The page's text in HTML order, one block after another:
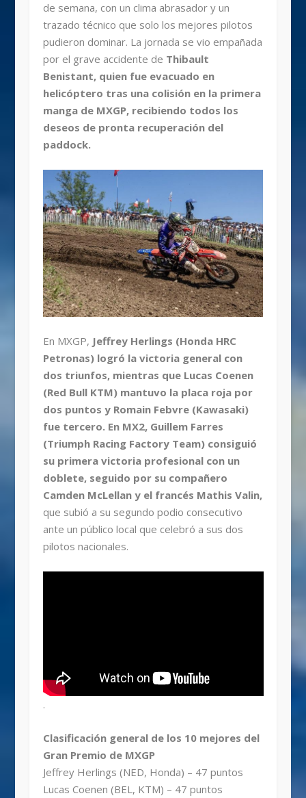
de semana, con un clima abrasador y un
trazado técnico que solo los mejores pilotos
pudieron dominar. La jornada se vio empañada
por el grave accidente de Thibault
Benistant, quien fue evacuado en
helicóptero tras una colisión en la primera
manga de MXGP, recibiendo todos los
deseos de pronta recuperación del
paddock.
En MXGP, Jeffrey Herlings (Honda HRC
Petronas) logró la victoria general con
dos triunfos, mientras que Lucas Coenen
(Red Bull KTM) mantuvo la placa roja por
dos puntos y Romain Febvre (Kawasaki)
fue tercero. En MX2, Guillem Farres
(Triumph Racing Factory Team) consiguió
su primera victoria profesional con un
doblete, seguido por su compañero
Camden McLellan y el francés Mathis Valin,
que subió a su segundo podio consecutivo
ante un público local que celebró a sus dos
pilotos nacionales.
.
Clasificación general de los 10 mejores del
Gran Premio de MXGP
Jeffrey Herlings (NED, Honda) – 47 puntos
Lucas Coenen (BEL, KTM) – 47 puntos